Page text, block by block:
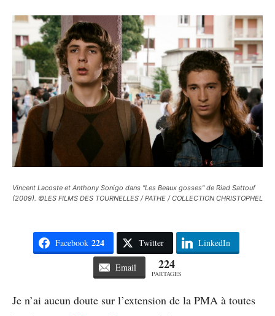
Vincent Lacoste et Anthony Sonigo dans "Les Beaux gosses" de Riad Sattouf
(2009). ©LES FILMS DES TOURNELLES / PATHE / COLLECTION CHRISTOPHEL
Facebook 224 Twitter LinkedIn
Email 224
PARTAGES
Je n’ai aucun doute sur l’extension de la PMA à toutes